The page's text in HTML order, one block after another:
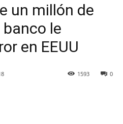
un millón de
le
en EEUU
0
1593